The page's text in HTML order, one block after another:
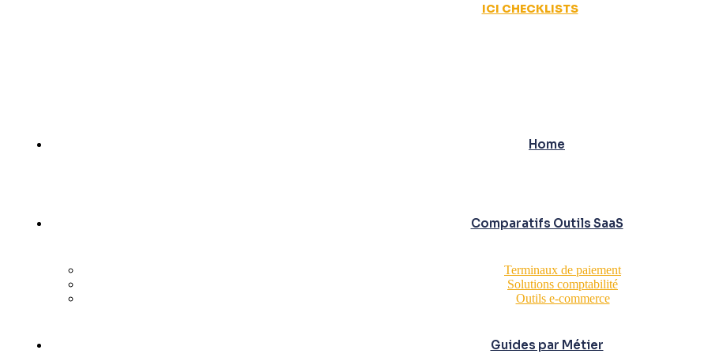
ICI CHECKLISTS
Home
Comparatifs Outils SaaS
Terminaux de paiement
Solutions comptabilité
Outils e-commerce
Guides par Métier